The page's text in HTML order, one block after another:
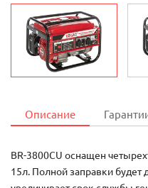
Описание
BR-3800CU оснащен
15л. Полной заправки